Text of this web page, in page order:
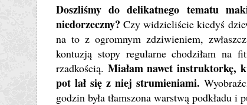
Doszliśmy do delikatnego tematu
niedorzeczny? Czy widzieliście kiedyś
na to z ogromnym zdziwieniem,
kontuzją stopy regularne chodziłam na
rzadkością. Miałam nawet instruktorkę,
pot lał się z niej strumieniami.
godzin była tłamszona warstwą podkładu i